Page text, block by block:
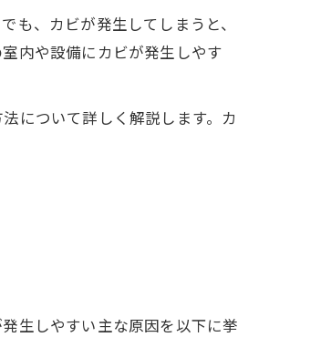
も、カビが発生してしまうと、
内や設備にカビが発生しやす
について詳しく解説します。カ
生しやすい主な原因を以下に挙